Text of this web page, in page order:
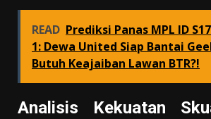
READ Prediksi Panas MPL ID
1: Dewa United Siap Bantai
Butuh Keajaiban Lawan BTR?!
Analisis Kekuatan